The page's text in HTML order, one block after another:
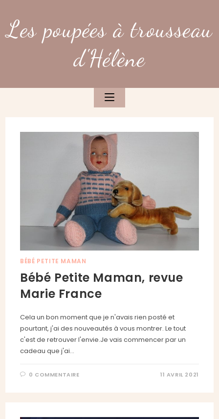
content
Les poupées à trousseau
d'Hélène
BÉBÉ PETITE MAMAN
Bébé Petite Maman, revue
Marie France
Cela un bon moment que je n'avais rien posté et
pourtant, j'ai des nouveautés à vous montrer. Le tout
c'est de retrouver l'envie.Je vais commencer par un
cadeau que j'ai…
0 COMMENTAIRE 11 AVRIL 2021